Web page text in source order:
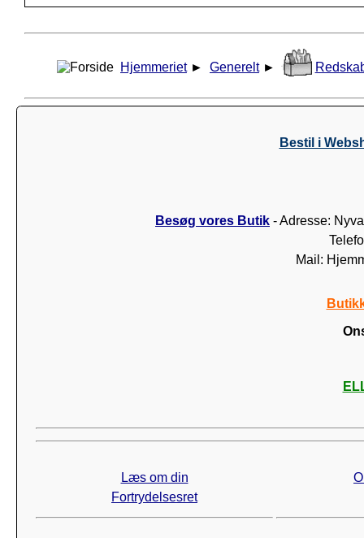
Hjemmeriet ► Generelt ►
Bestil i
Besøg vores Butik - Adresse:
Mail:
Læs om din
Fortrydelsesret